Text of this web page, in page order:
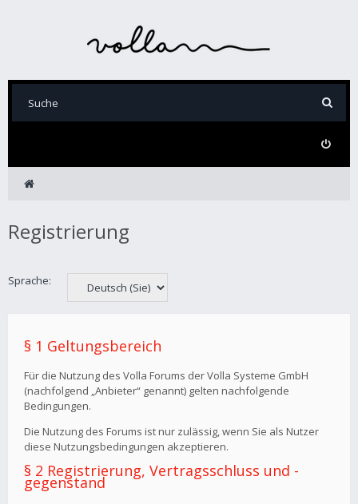
Registrierung
Sprache:
§ 1 Geltungsbereich
Für die Nutzung des Volla Forums der Volla Systeme GmbH
(nachfolgend „Anbieter“ genannt) gelten nachfolgende
Bedingungen.
Die Nutzung des Forums ist nur zulässig, wenn Sie als Nutzer
diese Nutzungsbedingungen akzeptieren.
§ 2 Registrierung, Vertragsschluss und -
gegenstand